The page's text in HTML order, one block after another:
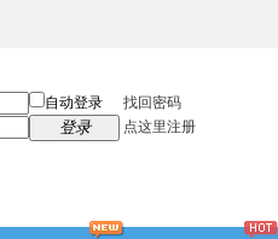
自动登录
找回密码
登录 点这里注册